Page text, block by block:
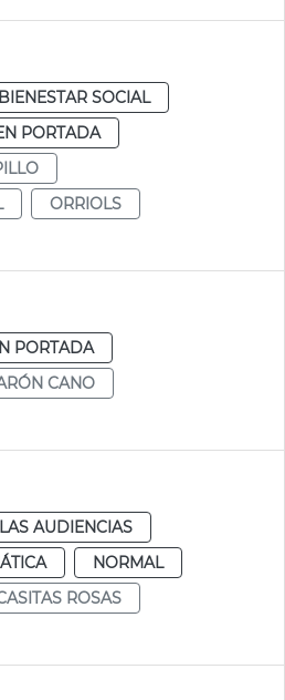
BIENESTAR SOCIAL
PORTADA
ORRIOLS
PORTADA
CANO
AUDIENCIAS
NORMAL
ROSAS